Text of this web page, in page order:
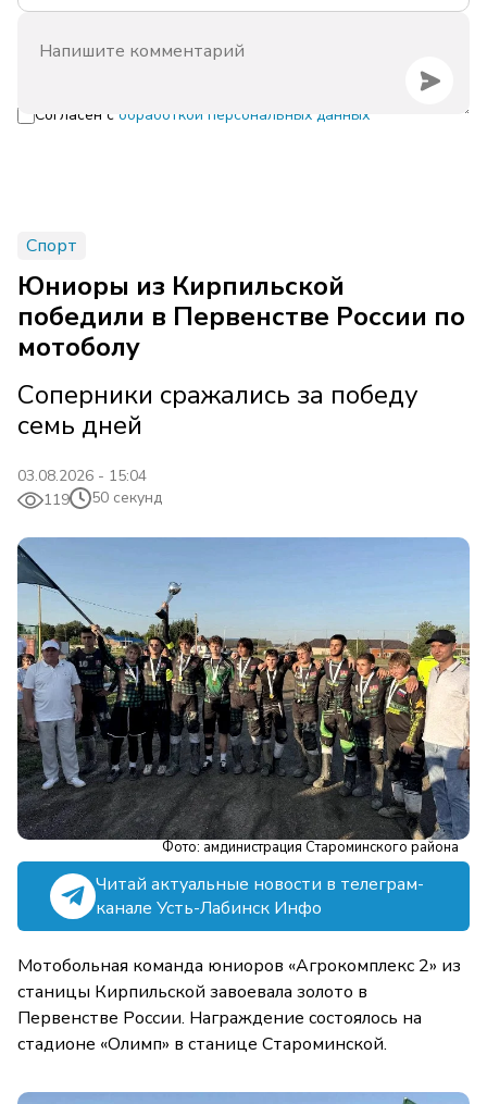
Согласен с обработкой персональных данных
Спорт
Юниоры из Кирпильской
победили в Первенстве России по
мотоболу
Соперники сражались за победу
семь дней
03.08.2026 - 15:04
119
50 секунд
Фото: амдинистрация Староминского района
Читай актуальные новости в телеграм-
канале Усть-Лабинск Инфо
Мотобольная команда юниоров «Агрокомплекс 2» из
станицы Кирпильской завоевала золото в
Первенстве России. Награждение состоялось на
стадионе «Олимп» в станице Староминской.